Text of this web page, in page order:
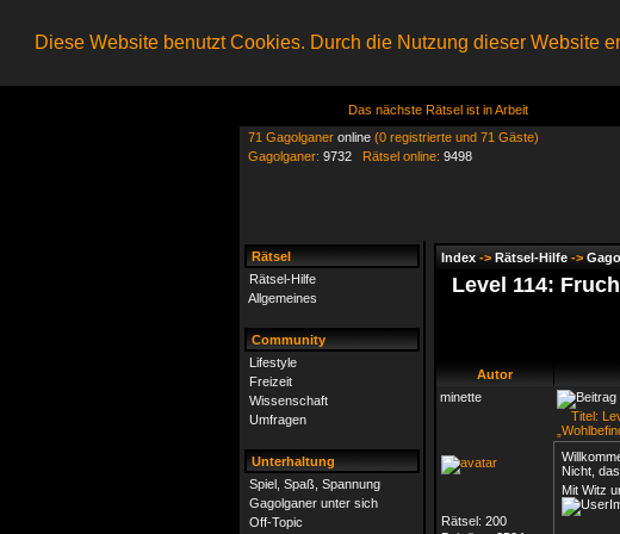
Diese Website benutzt Cookies. Durch die Nutzung dieser Website
Das nächste Rätsel ist in Arbeit
71 Gagolganer online (0 registrierte und 71 Gäste)
Gagolganer: 9732 Rätsel online: 9498
Rätsel
Rätsel-Hilfe
Allgemeines
Community
Lifestyle
Freizeit
Wissenschaft
Umfragen
Unterhaltung
Spiel, Spaß, Spannung
Gagolganer unter sich
Off-Topic
Index -> Rätsel-Hilfe ->
Level 114:
Autor
minette
Titel:
Rätsel: 200
Nicht,
Mit Witz